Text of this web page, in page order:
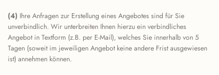
(4) Ihre Anfragen zur Erstellung eines Angebotes sind für Sie
unverbindlich. Wir unterbreiten Ihnen hierzu ein verbindliches
Angebot in Textform (z.B. per E-Mail), welches Sie innerhalb von 5
Tagen (soweit im jeweiligen Angebot keine andere Frist ausgewiesen
ist) annehmen können.